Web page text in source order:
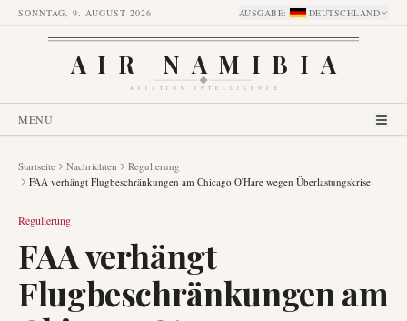
SONNTAG, 9. AUGUST 2026 AUSGABE: DEUTSCHLAND
AIR NAMIBIA
AVIATION INTELLIGENCE
MENÜ
Startseite Nachrichten
Regulierung
FAA verhängt Flugbeschränkungen am Chicago O'Hare wegen Überlastungskrise
Regulierung
FAA verhängt
Flugbeschränkungen am